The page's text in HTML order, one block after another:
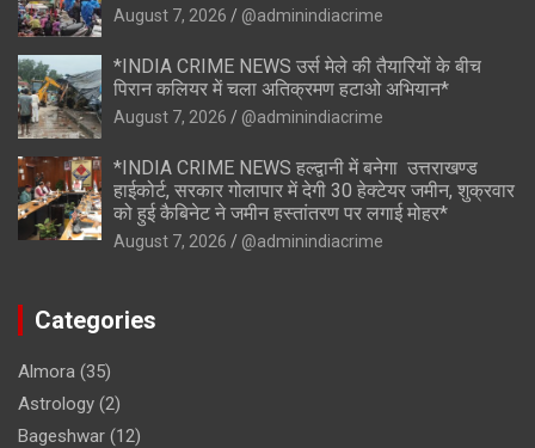
August 7, 2026 @adminindiacrime
*INDIA CRIME NEWS उर्स मेले की तैयारियों के बीच
पिरान कलियर में चला अतिक्रमण हटाओ अभियान*
August 7, 2026 @adminindiacrime
*INDIA CRIME NEWS हल्द्वानी में बनेगा उत्तराखण्ड
हाईकोर्ट, सरकार गोलापार में देगी 30 हेक्टेयर जमीन, शुक्रवार
को हुई कैबिनेट ने जमीन हस्तांतरण पर लगाई मोहर*
August 7, 2026 @adminindiacrime
Categories
Almora (35)
Astrology (2)
Bageshwar (12)